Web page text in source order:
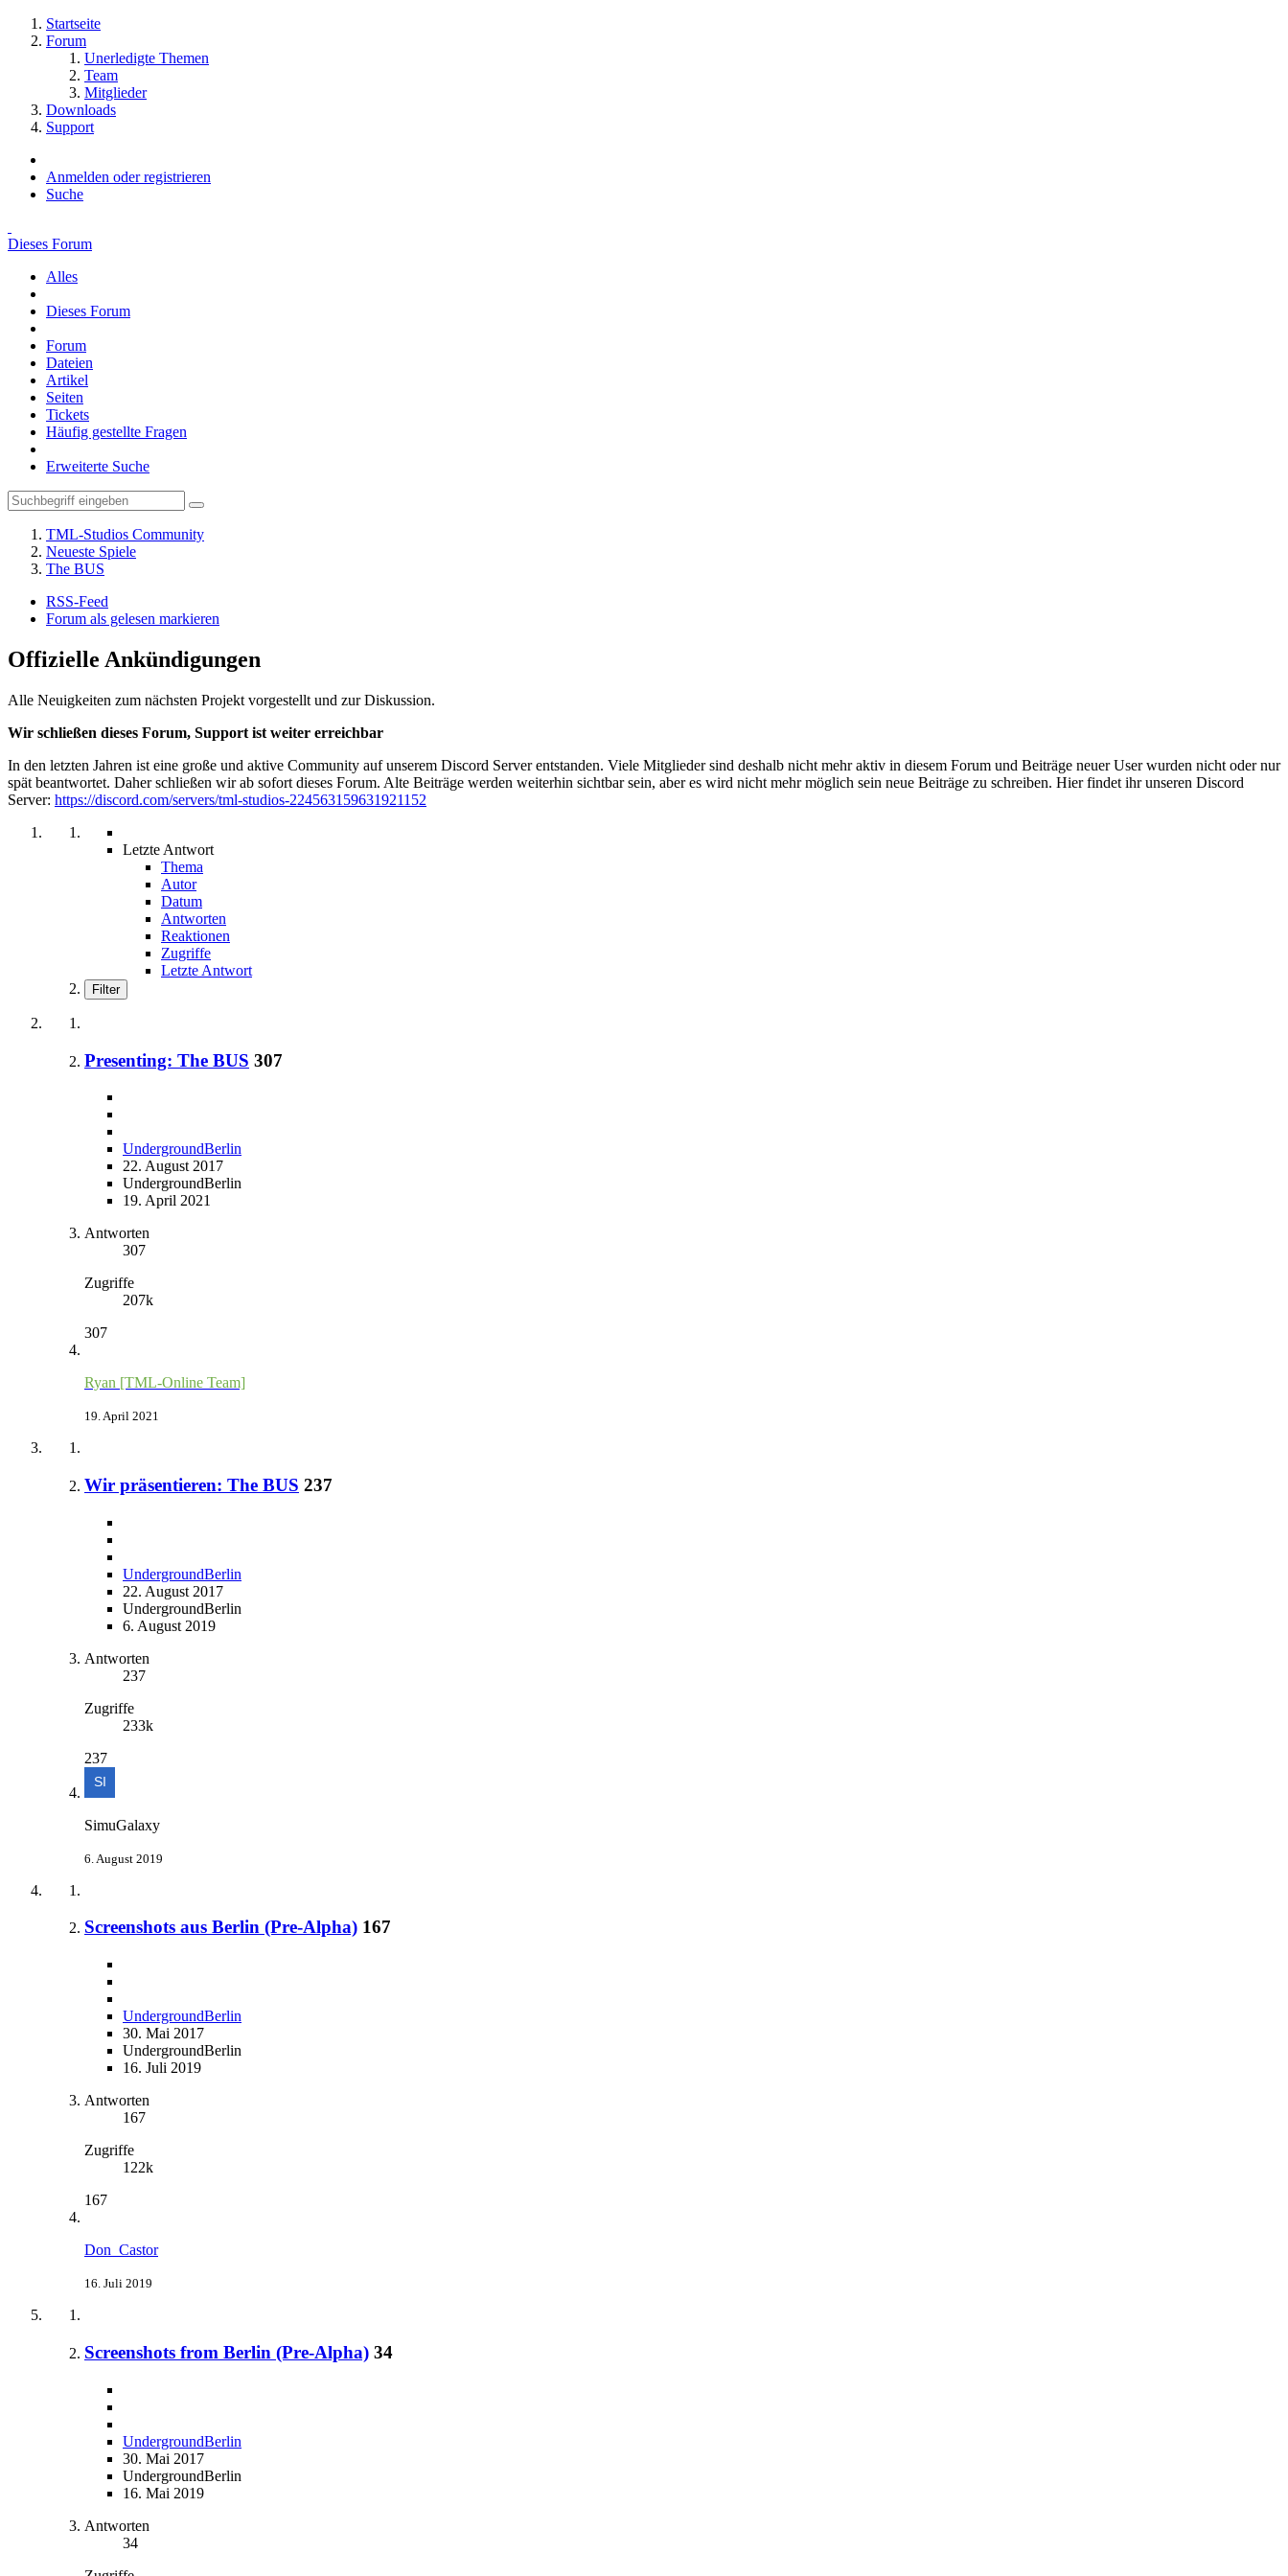
Startseite
Forum
Unerledigte Themen
Team
Mitglieder
Downloads
Support
Anmelden oder registrieren
Suche
Dieses Forum
Alles
Dieses Forum
Forum
Dateien
Artikel
Seiten
Tickets
Häufig gestellte Fragen
Erweiterte Suche
TML-Studios Community
Neueste Spiele
The BUS
RSS-Feed
Forum als gelesen markieren
Offizielle Ankündigungen
Alle Neuigkeiten zum nächsten Projekt vorgestellt und zur Diskussion.
Wir schließen dieses Forum, Support ist weiter erreichbar
In den letzten Jahren ist eine große und aktive Community auf unserem Discord Server entstanden. Viele Mitglieder sind deshalb nicht mehr aktiv in diesem Forum und Beiträge neuer User wurden nicht oder nur
spät beantwortet. Daher schließen wir ab sofort dieses Forum. Alte Beiträge werden weiterhin sichtbar sein, aber es wird nicht mehr möglich sein neue Beiträge zu schreiben. Hier findet ihr unseren Discord
Server: https://discord.com/servers/tml-studios-224563159631921152
Letzte Antwort
Thema
Autor
Datum
Antworten
Reaktionen
Zugriffe
Letzte Antwort
Filter
Presenting: The BUS 307
UndergroundBerlin
22. August 2017
UndergroundBerlin
19. April 2021
Antworten
307
Zugriffe
207k
307
Ryan [TML-Online Team]
19. April 2021
Wir präsentieren: The BUS 237
UndergroundBerlin
22. August 2017
UndergroundBerlin
6. August 2019
Antworten
237
Zugriffe
233k
237
SimuGalaxy
6. August 2019
Screenshots aus Berlin (Pre-Alpha) 167
UndergroundBerlin
30. Mai 2017
UndergroundBerlin
16. Juli 2019
Antworten
167
Zugriffe
122k
167
Don_Castor
16. Juli 2019
Screenshots from Berlin (Pre-Alpha) 34
UndergroundBerlin
30. Mai 2017
UndergroundBerlin
16. Mai 2019
Antworten
34